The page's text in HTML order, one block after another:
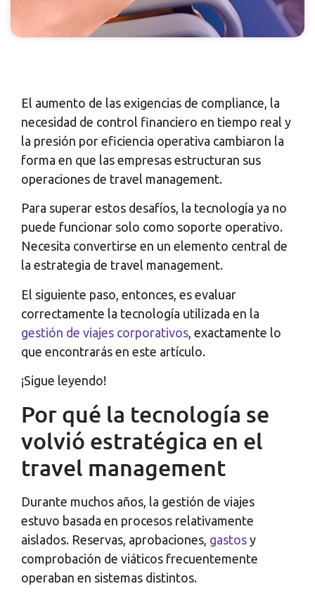
El aumento de las exigencias de compliance, la
necesidad de control financiero en tiempo real y
la presión por eficiencia operativa cambiaron la
forma en que las empresas estructuran sus
operaciones de travel management.
Para superar estos desafíos, la tecnología ya no
puede funcionar solo como soporte operativo.
Necesita convertirse en un elemento central de
la estrategia de travel management.
El siguiente paso, entonces, es evaluar
correctamente la tecnología utilizada en la
gestión de viajes corporativos , exactamente lo
que encontrarás en este artículo.
¡Sigue leyendo!
Por qué la tecnología se
volvió estratégica en el
travel management
Durante muchos años, la gestión de viajes
estuvo basada en procesos relativamente
aislados. Reservas, aprobaciones, gastos y
comprobación de viáticos frecuentemente
operaban en sistemas distintos.